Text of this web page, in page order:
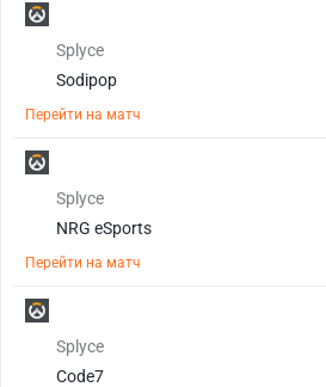
Splyce
Sodipop
Перейти на матч
Splyce
NRG eSports
Перейти на матч
Splyce
Code7